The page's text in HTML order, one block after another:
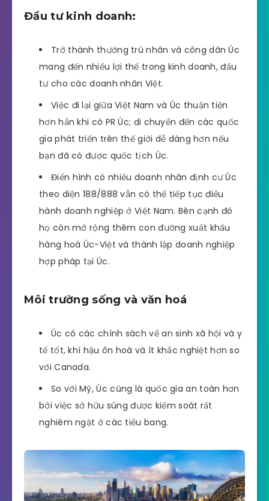
Đầu tư kinh doanh:
Trở thành thường trú nhân và công dân Úc
mang đến nhiều lợi thế trong kinh doanh, đầu
tư cho các doanh nhân Việt.
Việc đi lại giữa Việt Nam và Úc thuận tiện
hơn hẳn khi có PR Úc; di chuyển đến các quốc
gia phát triển trên thế giới dễ dàng hơn nếu
bạn đã có được quốc tịch Úc.
Điển hình có nhiều doanh nhân định cư Úc
theo diện 188/888 vẫn có thể tiếp tục điều
hành doanh nghiệp ở Việt Nam. Bên cạnh đó
họ còn mở rộng thêm con đường xuất khẩu
hàng hoá Úc-Việt và thành lập doanh nghiệp
hợp pháp tại Úc.
Môi trường sống và văn hoá
Úc có các chính sách về an sinh xã hội và y
tế tốt, khí hậu ôn hoà và ít khắc nghiệt hơn so
với Canada.
So với Mỹ, Úc cũng là quốc gia an toàn hơn
bởi việc sở hữu súng được kiểm soát rất
nghiêm ngặt ở các tiểu bang.